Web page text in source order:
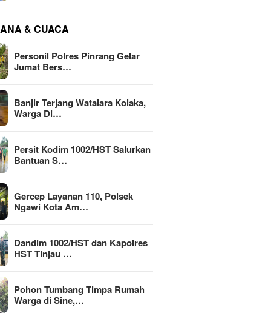
& CUACA
Personil Polres Pinrang Gelar
Jumat Bers…
Banjir Terjang Watalara Kolaka,
Warga Di…
Persit Kodim 1002/HST Salurkan
Bantuan S…
Gercep Layanan 110, Polsek
Ngawi Kota Am…
Dandim 1002/HST dan Kapolres
HST Tinjau …
Pohon Tumbang Timpa Rumah
Warga di Sine,…